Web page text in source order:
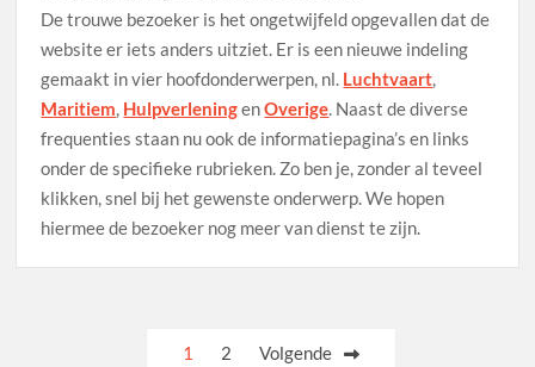
De trouwe bezoeker is het ongetwijfeld opgevallen dat de
website er iets anders uitziet. Er is een nieuwe indeling
gemaakt in vier hoofdonderwerpen, nl. Luchtvaart
Maritiem HulpverleningenOverige . Naast de diverse
frequenties staan nu ook de informatiepagina’s en links
onder de specifieke rubrieken. Zo ben je, zonder al teveel
klikken, snel bij het gewenste onderwerp. We hopen
hiermee de bezoeker nog meer van dienst te zijn.
1 2 Volgende